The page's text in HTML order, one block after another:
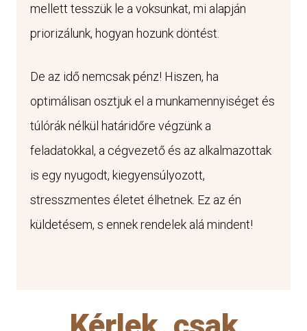
mellett tesszük le a voksunkat, mi alapján
priorizálunk, hogyan hozunk döntést.
De az idő nemcsak pénz! Hiszen, ha
optimálisan osztjuk el a munkamennyiséget és
túlórák nélkül határidőre végzünk a
feladatokkal, a cégvezető és az alkalmazottak
is egy nyugodt, kiegyensúlyozott,
stresszmentes életet élhetnek. Ez az én
küldetésem, s ennek rendelek alá mindent!